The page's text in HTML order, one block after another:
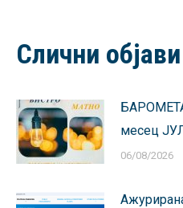
Слични објави
месец
06/08/2026